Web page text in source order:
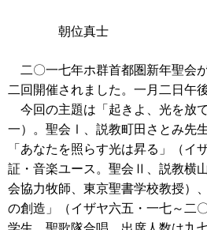
朝位真士
二〇一七年ホ群首都圏新年聖会
二回開催されました。一月二日午
今回の主題は「起きよ、光を放
一）。聖会Ⅰ、説教町田さとみ先
「あなたを照らす光は昇る」（イ
証・音楽ユース。聖会Ⅱ、説教横
会協力牧師、東京聖書学校教授）
の創造」（イザヤ六五・一七～二